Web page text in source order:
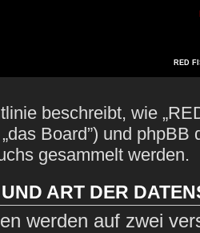
RED
beschreibt, wie
Board”) und
gesammelt werden.
ART DER
werden auf zwei